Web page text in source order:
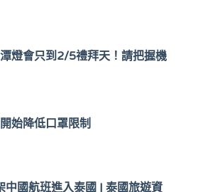
燈會只到2/5禮拜天！請把握機
始降低口罩限制
國航班進入泰國 | 泰國旅遊資